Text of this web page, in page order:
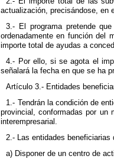
actualización, precisándose, en
3.- El programa pretende
ordenadamente en función del
importe total de ayudas a
4.- Por ello, si se agota el
señalará la fecha en que se ha
Artículo 3.- Entidades
1.- Tendrán la condición de
provincial, conformadas por un
interempresarial.
2.- Las entidades
a) Disponer de un centro de